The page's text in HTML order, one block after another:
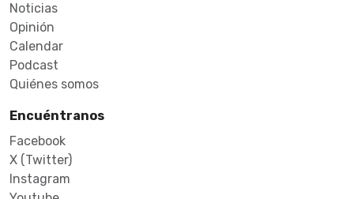
Noticias
Opinión
Calendar
Podcast
Quiénes somos
Encuéntranos
Facebook
X (Twitter)
Instagram